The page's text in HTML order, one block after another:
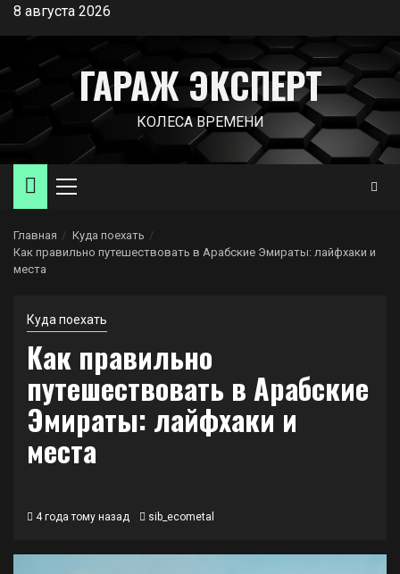
Перейти
содержимому
8 августа 2026
ГАРАЖ ЭКСПЕРТ
КОЛЕСА ВРЕМЕНИ
Основное
Главная
Куда поехать
Как правильно путешествовать в Арабские Эмираты: лайфхаки и
места
Куда поехать
Как правильно
путешествовать в Арабские
Эмираты: лайфхаки и
места
4 года тому назад sib_ecometal